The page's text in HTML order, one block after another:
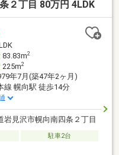
日当たり・風通しともに
然と集まるリビングを中
市部の喧騒から少し離
てみませんか？実際の住
２丁目 80万円 4LDK
83.83m2
225m2
年7月(築47年2ヶ月)
線 幌向駅 徒歩14分
岩見沢市幌向南四条２丁目
駐車2台